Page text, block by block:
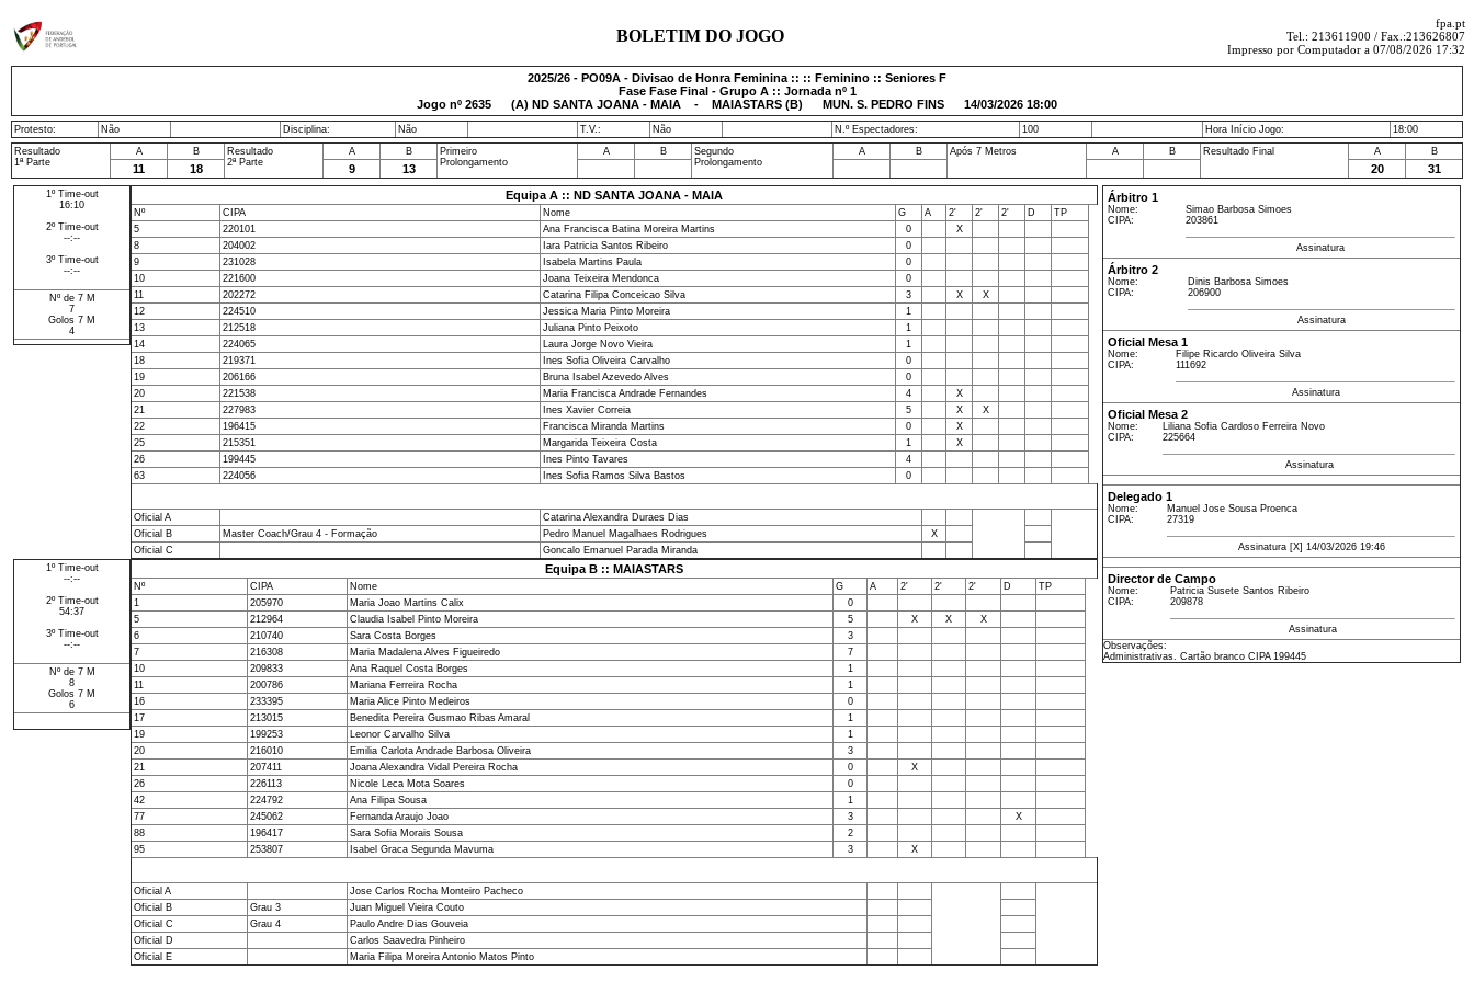
BOLETIM DO JOGO
fpa.pt
Tel.: 213611900 / Fax.:213626807
Impresso por Computador a 07/08/2026 17:32
2025/26 - PO09A - Divisao de Honra Feminina :: :: Feminino :: Seniores F
Fase Fase Final - Grupo A :: Jornada nº 1
Jogo nº 2635 (A) ND SANTA JOANA - MAIA - MAIASTARS (B) MUN. S. PEDRO FINS 14/03/2026 18:00
Protesto: Não Disciplina: Não T.V.: Não N.º Espectadores: 100 Hora Início Jogo:
18:00
Resultado
1ª Parte
A B
Resultado
2ª Parte
A B
Primeiro
Prolongamento
A B
Segundo
Prolongamento
A B Após 7 Metros A B Resultado Final A B
11 18 9 13 20 31
1º Time-out
16:10
2º Time-out
--:--
3º Time-out
--:--
Nº de 7 M
7
Golos 7 M
4
Equipa A :: ND SANTA JOANA - MAIA
Nº CIPA Nome G A 2' 2' 2' D
TP
5
220101 Ana Francisca Batina Moreira Martins 0
X
8
204002 Iara Patricia Santos Ribeiro
0
9
231028 Isabela Martins Paula
0
10
221600 Joana Teixeira Mendonca
0
11
202272 Catarina Filipa Conceicao Silva 3 X
X
12
224510 Jessica Maria Pinto Moreira
1
13
212518 Juliana Pinto Peixoto
1
14
224065 Laura Jorge Novo Vieira
1
18
219371 Ines Sofia Oliveira Carvalho
0
19
206166 Bruna Isabel Azevedo Alves
0
20
221538 Maria Francisca Andrade Fernandes 4
X
21
227983 Ines Xavier Correia 5 X
X
22
196415 Francisca Miranda Martins 0
X
25
215351 Margarida Teixeira Costa 1
X
26
199445 Ines Pinto Tavares
4
63
224056 Ines Sofia Ramos Silva Bastos 0
Oficial A
Catarina Alexandra Duraes Dias
Oficial B
Master Coach/Grau 4 - Formação Pedro Manuel Magalhaes Rodrigues
X
Oficial C
Goncalo Emanuel Parada Miranda
1º Time-out
--:--
2º Time-out
54:37
3º Time-out
--:--
Nº de 7 M
8
Golos 7 M
6
Equipa B :: MAIASTARS
Nº CIPA Nome G A 2' 2' 2' D
TP
1
205970 Maria Joao Martins Calix
0
5
212964 Claudia Isabel Pinto Moreira 5 X X
X
6
210740 Sara Costa Borges
3
7
216308 Maria Madalena Alves Figueiredo
7
10
209833 Ana Raquel Costa Borges
1
11
200786 Mariana Ferreira Rocha
1
16
233395 Maria Alice Pinto Medeiros
0
17
213015 Benedita Pereira Gusmao Ribas Amaral
1
19
199253 Leonor Carvalho Silva
1
20
216010 Emilia Carlota Andrade Barbosa Oliveira
3
21
207411 Joana Alexandra Vidal Pereira Rocha 0
X
26
226113 Nicole Leca Mota Soares
0
42
224792 Ana Filipa Sousa
1
77
245062 Fernanda Araujo Joao 3
X
88
196417 Sara Sofia Morais Sousa
2
95
253807 Isabel Graca Segunda Mavuma 3 X
Oficial A
Jose Carlos Rocha Monteiro Pacheco
Oficial B
Grau 3
Juan Miguel Vieira Couto
Oficial C
Grau 4
Paulo Andre Dias Gouveia
Oficial D
Carlos Saavedra Pinheiro
Oficial E
Maria Filipa Moreira Antonio Matos Pinto
Árbitro 1
Nome:
Simao Barbosa Simoes
CIPA:
203861
Assinatura
Árbitro 2
Nome:
Dinis Barbosa Simoes
CIPA:
206900
Assinatura
Oficial Mesa 1
Nome:
Filipe Ricardo Oliveira Silva
CIPA:
111692
Assinatura
Oficial Mesa 2
Nome:
Liliana Sofia Cardoso Ferreira Novo
CIPA:
225664
Assinatura
Delegado 1
Nome:
Manuel Jose Sousa Proenca
CIPA:
27319
Assinatura [X] 14/03/2026 19:46
Director de Campo
Nome:
Patricia Susete Santos Ribeiro
CIPA:
209878
Assinatura
Observações:
Administrativas. Cartão branco CIPA 199445